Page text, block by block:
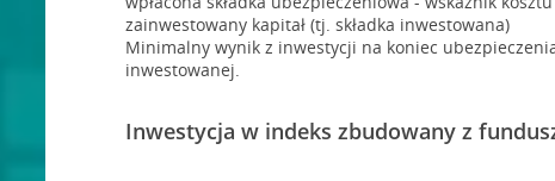
zainwestowany kapitał (tj. składka inwestowana)
Minimalny wynik z inwestycji na koniec
inwestowanej.
Inwestycja w indeks zbudowany z